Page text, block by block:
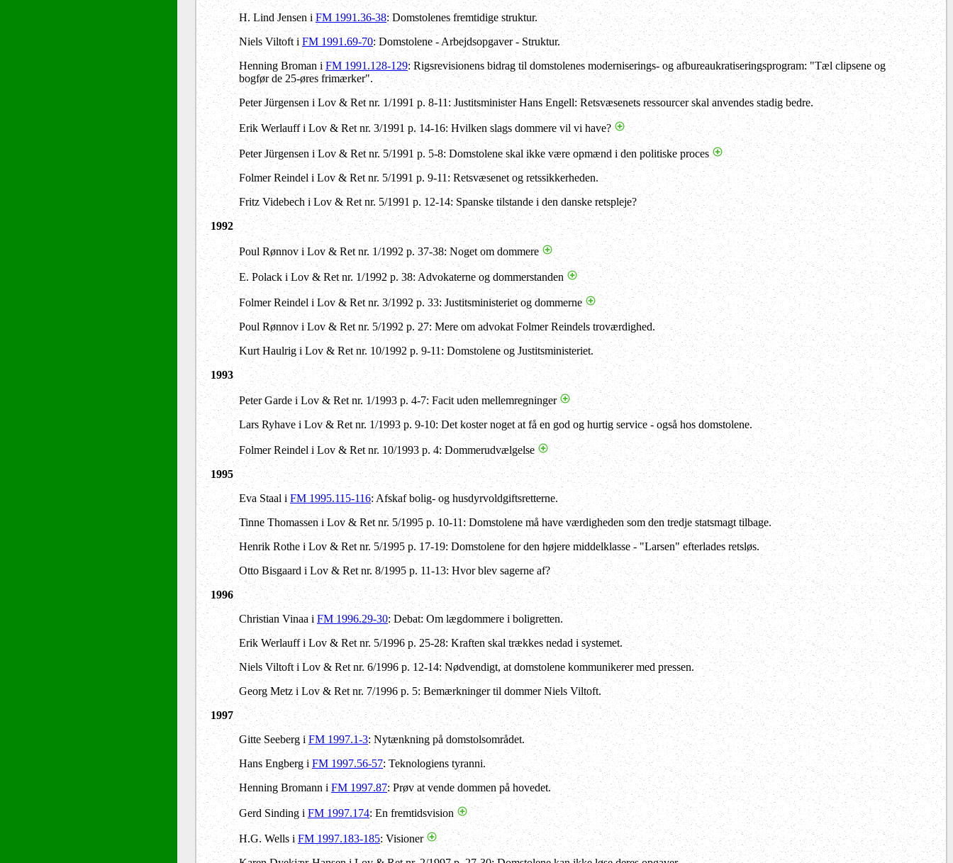
H. Lind Jensen iFM 1991.36-38: Domstolenes fremtidige struktur.
Niels Viltoft iFM 1991.69-70: Domstolene - Arbejdsopgaver - Struktur.
Henning Broman iFM 1991.128-129: Rigsrevisionens bidrag til domstolenes moderniserings- og afbureaukratiseringsprogram: "Tæl clipsene og
bogfør de 25-øres frimærker".
Peter Jürgensen i Lov & Ret nr. 1/1991 p. 8-11: Justitsminister Hans Engell: Retsvæsenets ressourcer skal anvendes stadig bedre.
Erik Werlauff i Lov & Ret nr. 3/1991 p. 14-16: Hvilken slags dommere vil vi have?
Peter Jürgensen i Lov & Ret nr. 5/1991 p. 5-8: Domstolene skal ikke være opmænd i den politiske proces
Folmer Reindel i Lov & Ret nr. 5/1991 p. 9-11: Retsvæsenet og retssikkerheden.
Fritz Videbech i Lov & Ret nr. 5/1991 p. 12-14: Spanske tilstande i den danske retspleje?
1992
Poul Rønnov i Lov & Ret nr. 1/1992 p. 37-38: Noget om dommere
E. Polack i Lov & Ret nr. 1/1992 p. 38: Advokaterne og dommerstanden
Folmer Reindel i Lov & Ret nr. 3/1992 p. 33: Justitsministeriet og dommerne
Poul Rønnov i Lov & Ret nr. 5/1992 p. 27: Mere om advokat Folmer Reindels troværdighed.
Kurt Haulrig i Lov & Ret nr. 10/1992 p. 9-11: Domstolene og Justitsministeriet.
1993
Peter Garde i Lov & Ret nr. 1/1993 p. 4-7: Facit uden mellemregninger
Lars Ryhave i Lov & Ret nr. 1/1993 p. 9-10: Det koster noget at få en god og hurtig service - også hos domstolene.
Folmer Reindel i Lov & Ret nr. 10/1993 p. 4: Dommerudvælgelse
1995
Eva Staal i FM 1995.115-116: Afskaf bolig- og husdyrvoldgiftsretterne.
Tinne Thomassen i Lov & Ret nr. 5/1995 p. 10-11: Domstolene må have værdigheden som den tredje statsmagt tilbage.
Henrik Rothe i Lov & Ret nr. 5/1995 p. 17-19: Domstolene for den højere middelklasse - "Larsen" efterlades retsløs.
Otto Bisgaard i Lov & Ret nr. 8/1995 p. 11-13: Hvor blev sagerne af?
1996
Christian Vinaa i FM 1996.29-30: Debat: Om lægdommere i boligretten.
Erik Werlauff i Lov & Ret nr. 5/1996 p. 25-28: Kraften skal trækkes nedad i systemet.
Niels Viltoft i Lov & Ret nr. 6/1996 p. 12-14: Nødvendigt, at domstolene kommunikerer med pressen.
Georg Metz i Lov & Ret nr. 7/1996 p. 5: Bemærkninger til dommer Niels Viltoft.
1997
Gitte Seeberg iFM 1997.1-3: Nytænkning på domstolsområdet.
Hans Engberg i FM 1997.56-57: Teknologiens tyranni.
Henning Bromann i FM 1997.87: Prøv at vende dommen på hovedet.
Gerd Sinding i FM 1997.174: En fremtidsvision
H.G. Wells iFM 1997.183-185: Visioner